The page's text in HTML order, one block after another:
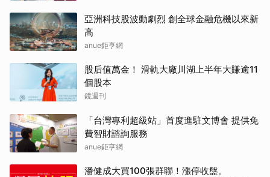
亞洲科技股波動劇烈 創全球金融危機以來新
高
anue鉅亨網
股后值萬金！ 滑軌大廠川湖上半年大賺逾11
個股本
鏡週刊
「台灣專利超級站」首度進駐文博會 提供免
費智財諮詢服務
anue鉅亨網
潘健成大買100張群聯！漲停收盤。